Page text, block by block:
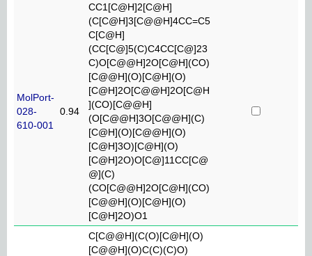
MolPort-
028-
610-001
0.94
CC1[C@H]2[C@H]
(C[C@H]3[C@@H]4CC=C5
C[C@H]
(CC[C@]5(C)C4CC[C@]23
C)O[C@@H]2O[C@H](CO)
[C@@H](O)[C@H](O)
[C@H]2O[C@@H]2O[C@H
](CO)[C@@H]
(O[C@@H]3O[C@@H](C)
[C@H](O)[C@@H](O)
[C@H]3O)[C@H](O)
[C@H]2O)O[C@]11CC[C@
@](C)
(CO[C@@H]2O[C@H](CO)
[C@@H](O)[C@H](O)
[C@H]2O)O1
C[C@@H](C(O)[C@H](O)
[C@@H](O)C(C)(C)O)